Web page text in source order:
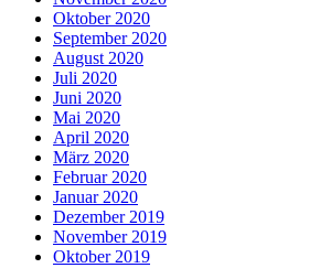
Oktober 2020
September 2020
August 2020
Juli 2020
Juni 2020
Mai 2020
April 2020
März 2020
Februar 2020
Januar 2020
Dezember 2019
November 2019
Oktober 2019